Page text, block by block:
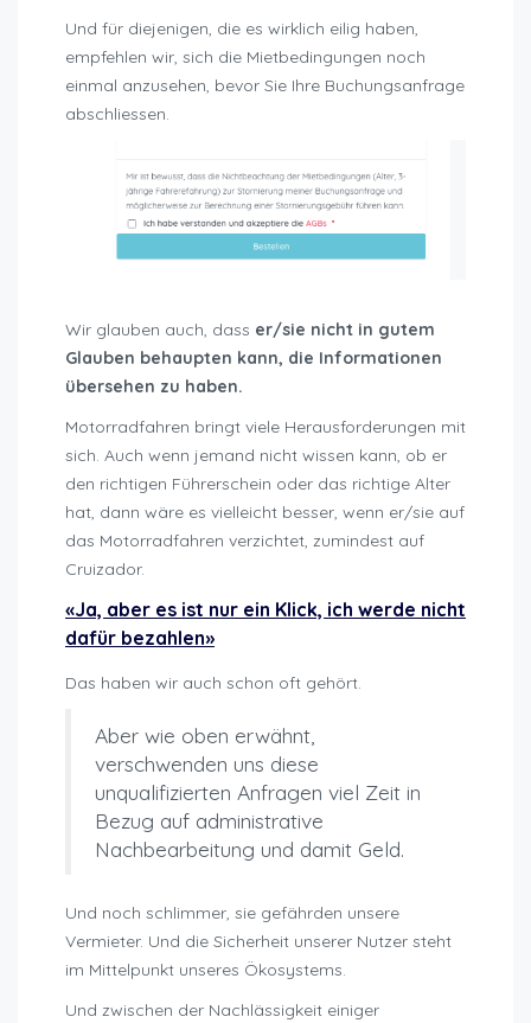
Und für diejenigen, die es wirklich eilig haben,
empfehlen wir, sich die Mietbedingungen noch
einmal anzusehen, bevor Sie Ihre Buchungsanfrage
abschliessen.
Wir glauben auch, dass er/sie nicht in gutem
Glauben behaupten kann, die Informationen
übersehen zu haben.
Motorradfahren bringt viele Herausforderungen mit
sich. Auch wenn jemand nicht wissen kann, ob er
den richtigen Führerschein oder das richtige Alter
hat, dann wäre es vielleicht besser, wenn er/sie auf
das Motorradfahren verzichtet, zumindest auf
Cruizador.
«Ja, aber es ist nur ein Klick, ich werde nicht
dafür bezahlen»
Das haben wir auch schon oft gehört.
Aber wie oben erwähnt,
verschwenden uns diese
unqualifizierten Anfragen viel Zeit in
Bezug auf administrative
Nachbearbeitung und damit Geld.
Und noch schlimmer, sie gefährden unsere
Vermieter. Und die Sicherheit unserer Nutzer steht
im Mittelpunkt unseres Ökosystems.
Und zwischen der Nachlässigkeit einiger